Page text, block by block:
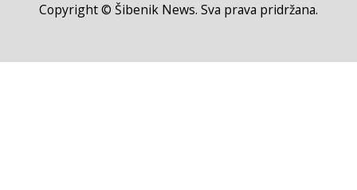
Copyright © Šibenik News. Sva prava pridržana.